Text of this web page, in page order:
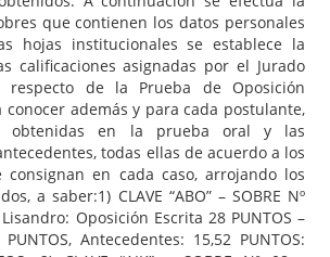
que contienen los datos personales
hojas institucionales se establece la
calificaciones asignadas por el Jurado
respecto de la Prueba de Oposición
conocer además y para cada postulante,
obtenidas en la prueba oral y las
todas ellas de acuerdo a los
consignan en cada caso, arrojando los
a saber:1) CLAVE “ABO” – SOBRE Nº
Lisandro: Oposición Escrita 28 PUNTOS –
Antecedentes: 15,52 PUNTOS: